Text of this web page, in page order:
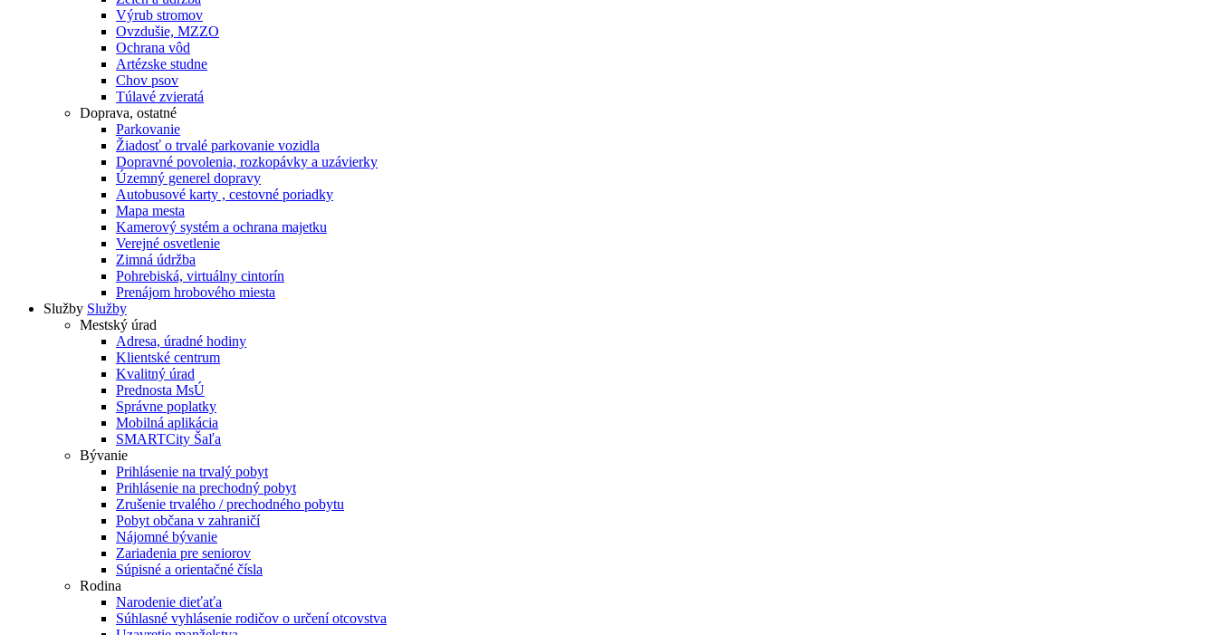
Výrub stromov
Ovzdušie, MZZO
Ochrana vôd
Artézske studne
Chov psov
Túlavé zvieratá
Doprava, ostatné
Parkovanie
Žiadosť o trvalé parkovanie vozidla
Dopravné povolenia, rozkopávky a uzávierky
Územný generel dopravy
Autobusové karty , cestovné poriadky
Mapa mesta
Kamerový systém a ochrana majetku
Verejné osvetlenie
Zimná údržba
Pohrebiská, virtuálny cintorín
Prenájom hrobového miesta
Služby Služby
Mestský úrad
Adresa, úradné hodiny
Klientské centrum
Kvalitný úrad
Prednosta MsÚ
Správne poplatky
Mobilná aplikácia
SMARTCity Šaľa
Bývanie
Prihlásenie na trvalý pobyt
Prihlásenie na prechodný pobyt
Zrušenie trvalého / prechodného pobytu
Pobyt občana v zahraničí
Nájomné bývanie
Zariadenia pre seniorov
Súpisné a orientačné čísla
Rodina
Narodenie dieťaťa
Súhlasné vyhlásenie rodičov o určení otcovstva